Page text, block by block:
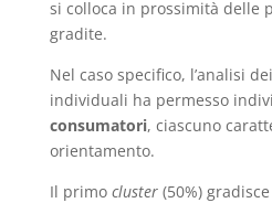
si colloca in prossimità delle
gradite.
Nel caso specifico, l’analisi
individuali ha permesso
consumatori, ciascuno
orientamento.
Il primo cluster(50%)